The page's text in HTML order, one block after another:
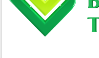
Quyết liệt tháo gỡ vướng mắc, đẩy
nhanh tiến độ các dự án trọng điểm
trong Khu kinh tế Nam Phú Yên
Hòn Yến phát triển du lịch gắn với bảo